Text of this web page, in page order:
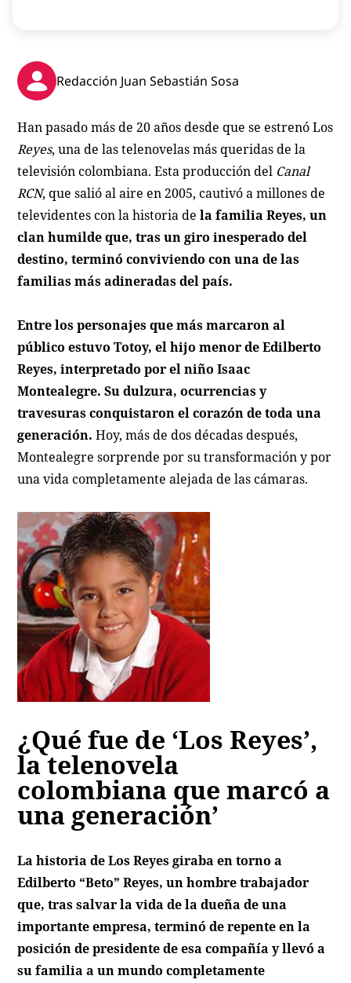
Redacción Juan Sebastián Sosa
Han pasado más de 20 años desde que se estrenó Los
Reyes, una de las telenovelas más queridas de la
televisión colombiana. Esta producción del Canal
RCN, que salió al aire en 2005, cautivó a millones de
televidentes con la historia dela familia Reyes, un
clan humilde que, tras un giro inesperado del
destino, terminó conviviendo con una de las
familias más adineradas del país.
Entre los personajes que más marcaron al
público estuvoTotoy, el hijo menor de Edilberto
Reyes, interpretado por el niño Isaac
Montealegre. Su dulzura, ocurrencias y
travesuras conquistaron el corazón de toda una
generación. Hoy, más de dos décadas después,
Montealegre sorprende por su transformación y por
una vida completamente alejada de las cámaras.
¿Qué fue de ‘Los Reyes’,
la telenovela
colombiana que marcó a
una generación’
La historia deLos Reyesgiraba en torno a
Edilberto “Beto” Reyes, un hombre trabajador
que, tras salvar la vida de la dueña de una
importante empresa, terminó de repente en la
posición de presidente de esa compañía y llevó a
su familia a un mundo completamente